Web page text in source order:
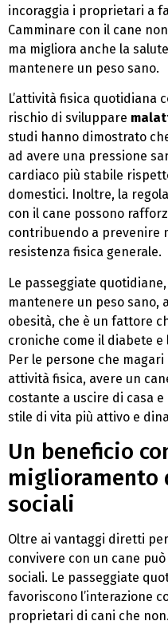
incoraggia i proprietari a
Camminare con il cane
ma migliora anche la
mantenere un peso sano.
L’attività fisica quotidiana
rischio di sviluppare
studi hanno dimostrato
ad avere una pressione
cardiaco più stabile
domestici. Inoltre, la
con il cane possono
contribuendo a prevenire
resistenza fisica generale.
Le passeggiate
mantenere un peso sano,
obesità, che è un fattore
croniche come il diabete
Per le persone che
attività fisica, avere un
costante a uscire di casa
stile di vita più attivo e
Un beneficio
miglioramento
sociali
Oltre ai vantaggi diretti
convivere con un cane
sociali. Le passeggiate
favoriscono l’interazione
proprietari di cani che